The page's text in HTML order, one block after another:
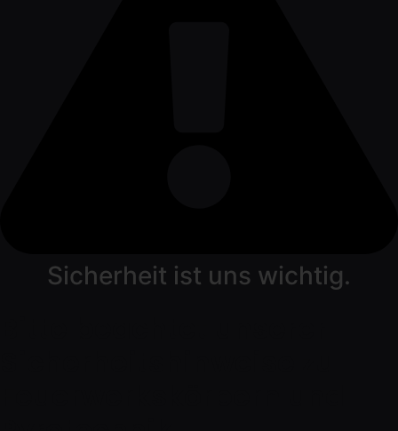
Sicherheit ist uns wichtig.